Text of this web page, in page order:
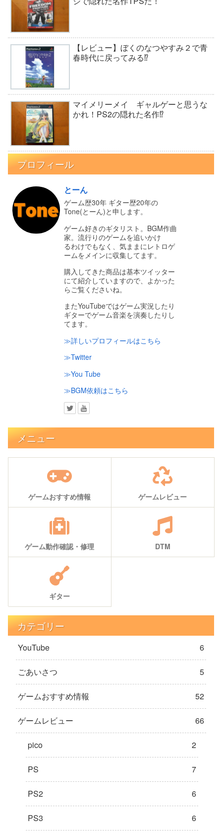
【レビュー】ぼくのなつやすみ２で青
春時代に戻ってみる⁉︎
マイメリーメイ ギャルゲーと思うな
かれ！PS2の隠れた名作⁉
プロフィール
とーん
ゲーム歴30年 ギター歴20年の
Tone(とーん)と申します。
ゲーム好きのギタリスト。BGM作曲
家。流行りのゲームを追いかけ
るわけでもなく、気ままにレトロゲ
ームをメインに収集してます。
購入してきた商品は基本ツイッター
にて紹介していますので、よかった
らご覧くださいね。
またYouTubeではゲーム実況したり
ギターでゲーム音楽を演奏したりし
てます。
≫詳しいプロフィールはこちら
≫Twitter
≫You Tube
≫BGM依頼はこちら
メニュー
ゲームおすすめ情報 ゲームレビュー
ゲーム動作確認・修理 DTM
ギター
カテゴリー
YouTube 6
ごあいさつ 5
ゲームおすすめ情報 52
ゲームレビュー 66
pico 2
PS 7
PS2 6
PS3 6